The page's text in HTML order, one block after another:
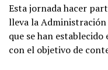
Esta jornada hacer
lleva la
que se han
con el objetivo de